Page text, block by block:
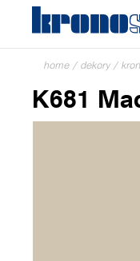
home / dekory /
K681